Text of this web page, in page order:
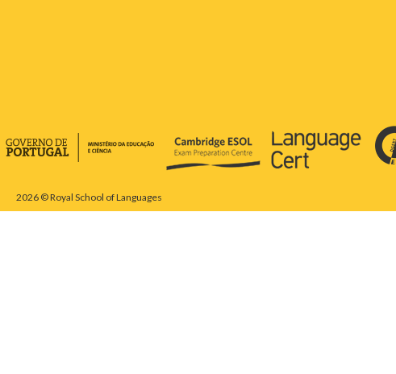
2026 © Royal School of Languages